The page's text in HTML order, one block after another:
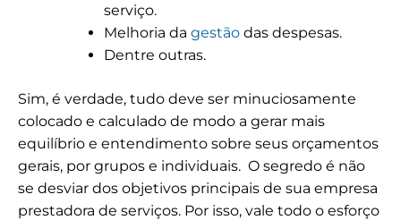
serviço.
Melhoria da gestão das despesas.
Dentre outras.
Sim, é verdade, tudo deve ser minuciosamente
colocado e calculado de modo a gerar mais
equilíbrio e entendimento sobre seus orçamentos
gerais, por grupos e individuais. O segredo é não
se desviar dos objetivos principais de sua empresa
prestadora de serviços. Por isso, vale todo o esforço